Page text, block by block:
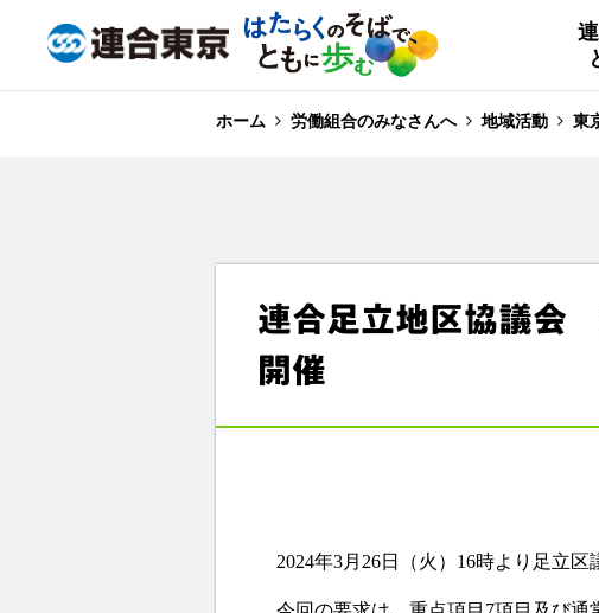
ホーム 労働組合のみなさんへ 地域活動 東
連合足立地区協議会
開催
2024年3月 26日（火） 16時より足立区